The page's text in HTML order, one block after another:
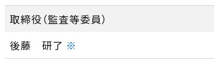
取締役（監査等委員）
後藤 研了 ※